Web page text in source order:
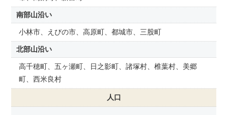
南部山沿い
小林市、えびの市、高原町、都城市、三股町
北部山沿い
高千穂町、五ヶ瀬町、日之影町、諸塚村、椎葉村、美郷
町、西米良村
人口